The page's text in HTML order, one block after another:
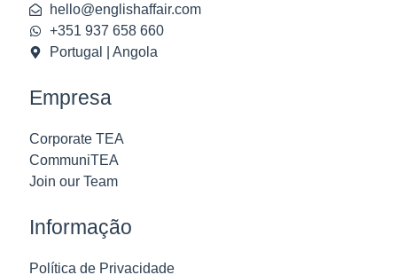
hello@englishaffair.com
+351 937 658 660
Portugal | Angola
Empresa
Corporate TEA
CommuniTEA
Join our Team
Informação
Política de Privacidade